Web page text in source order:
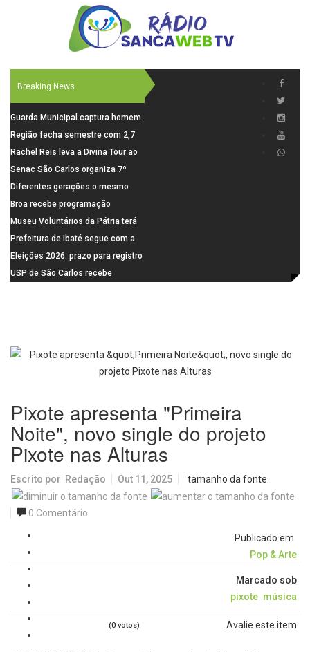
Breaking News
Guarda Municipal captura homem
procurado pela Justiça durante
patrulhamento em São Carlos
Região fecha semestre com 2,7
mil novosempregos e retoma
saldo positivo em junho
Rachel Reis leva a Divina Tour ao
interior de São Paulo com shows
inéditos em São Carlos e Jundiaí
Senac São Carlos organiza 7º
Fórum Internacional Senac de
Educadores com debates sobre
pensamento crítico, leitura e
diversidade
Diferentes gerações o mesmo
amor: pais do Saae contam como
a paternidade transformou suas
histórias
Broa recebe programação
esportiva com corrida, vela e
demonstração de paramotor
Museu Voluntários da Pátria terá
horário especial nesta segunda-
feira (10)
Prefeitura de Ibaté segue com a
Campanha do Agasalho segue
durante o mês de agosto
Eleições 2026: prazo para registro
de candidaturas acaba em 15 de
USP de São Carlos recebe
Pixote apresenta "Primeira
Noite", novo single do projeto
Pixote nas Alturas
Escrito por Redação Out 11, 2025 tamanho da fonte
0 Comentário
Publicado em
Pop & Arte
Marcado sob
pixote música
Avalie este item
(0 votos)